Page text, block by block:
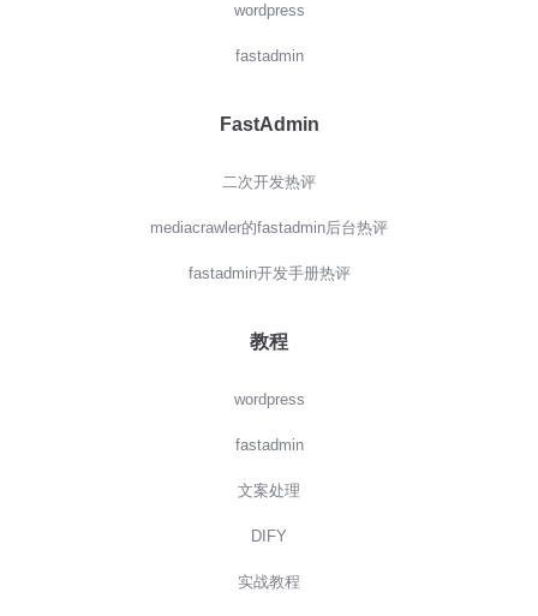
wordpress
fastadmin
FastAdmin
二次开发热评
mediacrawler的fastadmin后台热评
fastadmin开发手册热评
教程
wordpress
fastadmin
文案处理
DIFY
实战教程